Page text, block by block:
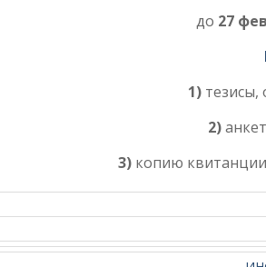
до 27
1)
2)
3)копию